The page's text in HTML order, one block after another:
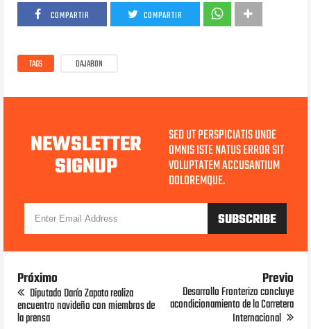
COMPARTIR COMPARTIR
TAGS DAJABON
NEWSLETTER
SIGNUP
SED UT PERSPICIATIS UNDE
OMNIS ISTE NATUS ERROR SIT
VOLUPTATEM ACCUSANTIUM
DOLOREMQUE.
Próximo
Diputado Darío Zapata realiza
encuentro navideño con miembros de
la prensa
Previo
Desarrollo Fronterizo concluye
acondicionamiento de la Carretera
Internacional